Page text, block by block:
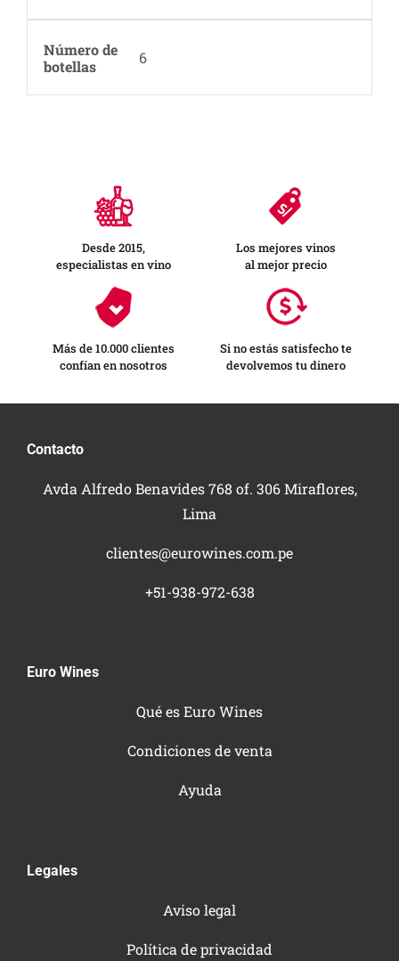
Número de
botellas
6
Desde 2015,
especialistas en vino
Los mejores vinos
al mejor precio
Más de 10.000 clientes
confían en nosotros
Si no estás satisfecho te
devolvemos tu dinero
Contacto
Avda Alfredo Benavides 768 of. 306 Miraflores,
Lima
clientes@eurowines.com.pe
+51-938-972-638
Euro Wines
Qué es Euro Wines
Condiciones de venta
Ayuda
Legales
Aviso legal
Política de privacidad